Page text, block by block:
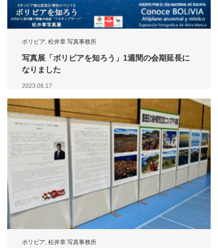
ボリビア 松井章 写真事務所
写真展「ボリビアを知ろう」1週間の会期延長に
なりました
2023.08.17
ボリビア, 松井章 写真事務所